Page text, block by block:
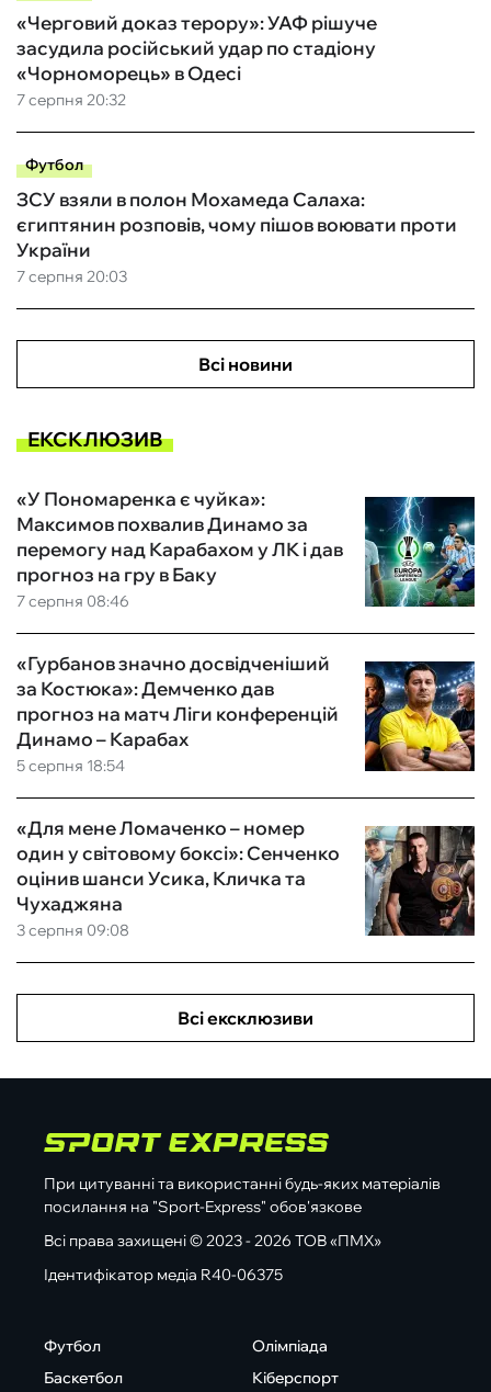
7 серпня 20:32
«Черговий доказ терору»: УАФ рішуче
засудила російський удар по стадіону
«Чорноморець» в Одесі
Футбол
7 серпня 20:03
ЗСУ взяли в полон Мохамеда Салаха:
єгиптянин розповів, чому пішов воювати проти
України
Всі новини
ЕКСКЛЮЗИВ
7 серпня 08:46
«У Пономаренка є чуйка»:
Максимов похвалив Динамо за
перемогу над Карабахом у ЛК і дав
прогноз на гру в Баку
5 серпня 18:54
«Гурбанов значно досвідченіший
за Костюка»: Демченко дав
прогноз на матч Ліги конференцій
Динамо – Карабах
3 серпня 09:08
«Для мене Ломаченко – номер
один у світовому боксі»: Сенченко
оцінив шанси Усика, Кличка та
Чухаджяна
Всі ексклюзиви
При цитуванні та використанні будь-яких матеріалів
посилання на "Sport-Express" обов'язкове
Всі права захищені © 2023 - 2026 ТОВ «ПМХ»
Ідентифікатор медіа R40-06375
Футбол
Баскетбол
Олімпіада
Кіберспорт